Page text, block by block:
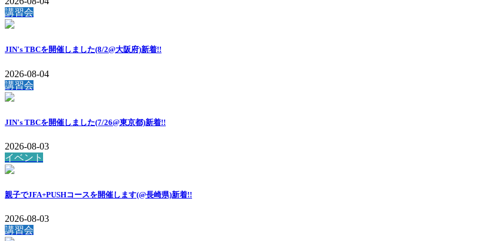
講習会
JIN's TBCを開催しました(8/2@大阪府)新着!!
2026-08-04
講習会
JIN's TBCを開催しました(7/26@東京都)新着!!
2026-08-03
イベント
親子でJFA+PUSHコースを開催します(@長崎県)新着!!
2026-08-03
講習会